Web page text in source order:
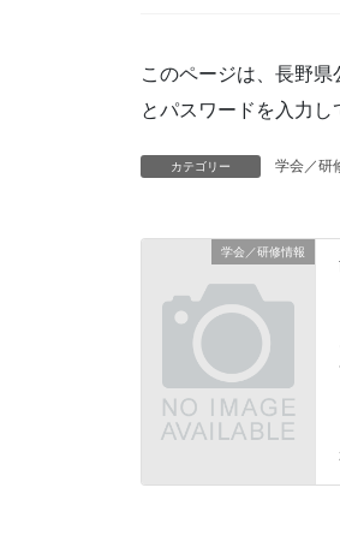
このページは、長野
とパスワードを入力し
カテゴリー 学会／研
学会／研修情報